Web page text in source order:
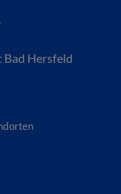
Hersfeld